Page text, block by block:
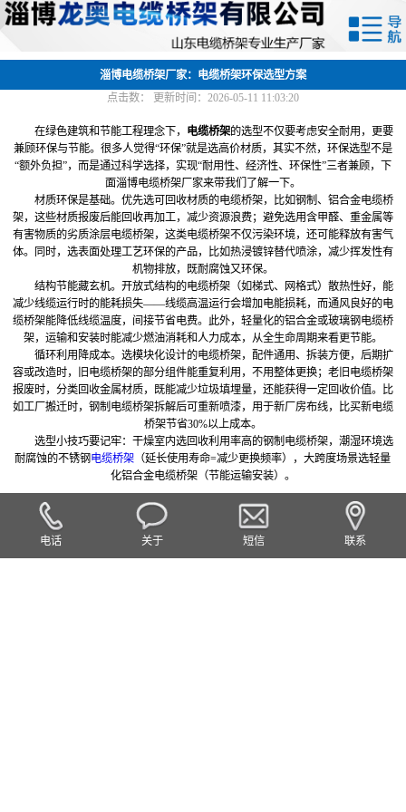
淄博电缆桥架厂家：电缆桥架环保选型方案
点击数：
更新时间：2026-05-11 11:03:20
在绿色建筑和节能工程理念下， 电缆桥架的选型不仅要考虑安全耐用，更要
兼顾环保与节能。很多人觉得“环保”就是选高价材质，其实不然，环保选型不是
“额外负担”，而是通过科学选择，实现“耐用性、经济性、环保性”三者兼顾，下
面淄博电缆桥架厂家来带我们了解一下。
材质环保是基础。优先选可回收材质的电缆桥架，比如钢制、铝合金电缆桥
架，这些材质报废后能回收再加工，减少资源浪费；避免选用含甲醛、重金属等
有害物质的劣质涂层电缆桥架，这类电缆桥架不仅污染环境，还可能释放有害气
体。同时，选表面处理工艺环保的产品，比如热浸镀锌替代喷涂，减少挥发性有
机物排放，既耐腐蚀又环保。
结构节能藏玄机。开放式结构的电缆桥架（如梯式、网格式）散热性好，能
减少线缆运行时的能耗损失——线缆高温运行会增加电能损耗，而通风良好的电
缆桥架能降低线缆温度，间接节省电费。此外，轻量化的铝合金或玻璃钢电缆桥
架，运输和安装时能减少燃油消耗和人力成本，从全生命周期来看更节能。
循环利用降成本。选模块化设计的电缆桥架，配件通用、拆装方便，后期扩
容或改造时，旧电缆桥架的部分组件能重复利用，不用整体更换；老旧电缆桥架
报废时，分类回收金属材质，既能减少垃圾填埋量，还能获得一定回收价值。比
如工厂搬迁时，钢制电缆桥架拆解后可重新喷漆，用于新厂房布线，比买新电缆
桥架节省30%以上成本。
选型小技巧要记牢：干燥室内选回收利用率高的钢制电缆桥架，潮湿环境选
耐腐蚀的不锈钢电缆桥架 （延长使用寿命=减少更换频率），大跨度场景选轻量
化铝合金电缆桥架（节能运输安装）。
电话 关于 短信 联系
网站首页
新闻中心
厂容厂貌
联系我们